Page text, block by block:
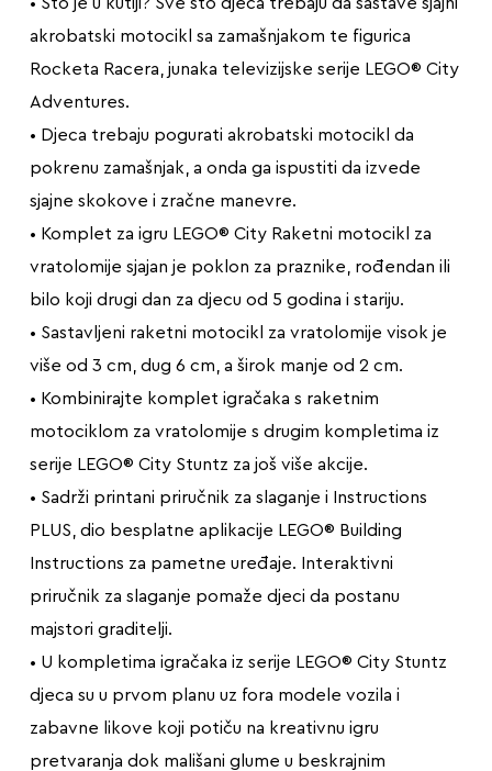
akrobatski motocikl sa zamašnjakom te figurica
Rocketa Racera, junaka televizijske serije LEGO® City
Adventures.
• Djeca trebaju pogurati akrobatski motocikl da
pokrenu zamašnjak, a onda ga ispustiti da izvede
sjajne skokove i zračne manevre.
• Komplet za igru LEGO® City Raketni motocikl za
vratolomije sjajan je poklon za praznike, rođendan ili
bilo koji drugi dan za djecu od 5 godina i stariju.
• Sastavljeni raketni motocikl za vratolomije visok je
više od 3 cm, dug 6 cm, a širok manje od 2 cm.
• Kombinirajte komplet igračaka s raketnim
motociklom za vratolomije s drugim kompletima iz
serije LEGO® City Stuntz za još više akcije.
• Sadrži printani priručnik za slaganje i Instructions
PLUS, dio besplatne aplikacije LEGO® Building
Instructions za pametne uređaje. Interaktivni
priručnik za slaganje pomaže djeci da postanu
majstori graditelji.
• U kompletima igračaka iz serije LEGO® City Stuntz
djeca su u prvom planu uz fora modele vozila i
zabavne likove koji potiču na kreativnu igru
pretvaranja dok mališani glume u beskrajnim